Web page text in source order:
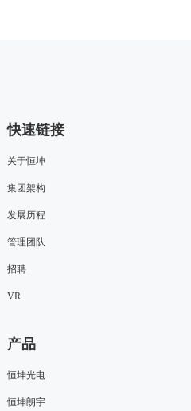
快速链接
关于恒坤
集团架构
发展历程
管理团队
招聘
VR
产品
恒坤光电
恒坤朗宇